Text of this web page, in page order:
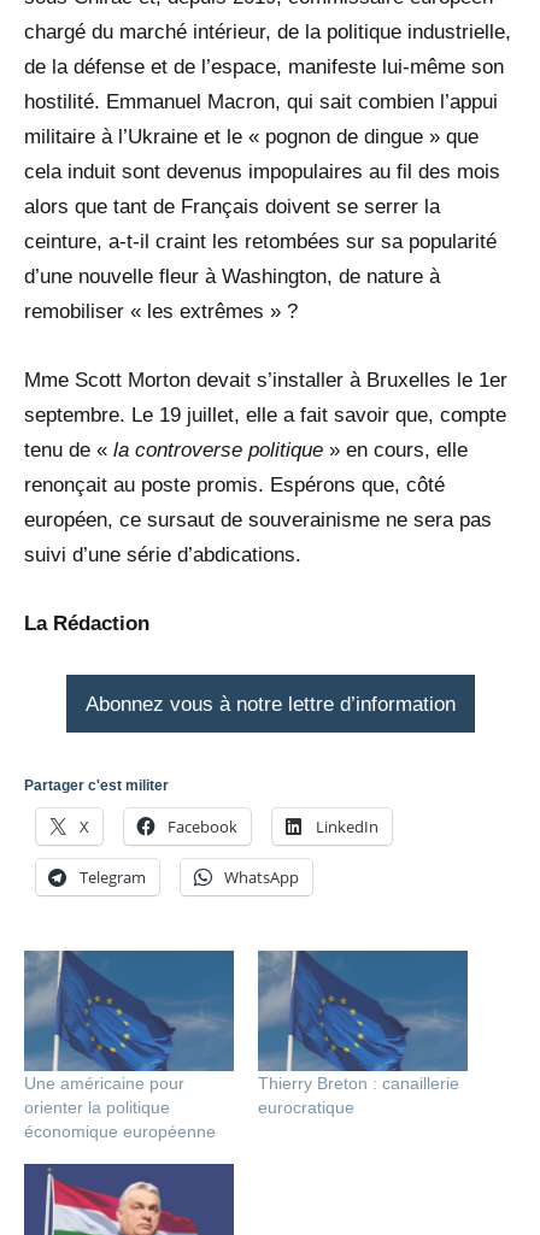
chargé du marché intérieur, de la politique industrielle,
de la défense et de l’espace, manifeste lui-même son
hostilité. Emmanuel Macron, qui sait combien l’appui
militaire à l’Ukraine et le « pognon de dingue » que
cela induit sont devenus impopulaires au fil des mois
alors que tant de Français doivent se serrer la
ceinture, a-t-il craint les retombées sur sa popularité
d’une nouvelle fleur à Washington, de nature à
remobiliser « les extrêmes » ?
Mme Scott Morton devait s’installer à Bruxelles le 1er
septembre. Le 19 juillet, elle a fait savoir que, compte
tenu de « la controverse politique » en cours, elle
renonçait au poste promis. Espérons que, côté
européen, ce sursaut de souverainisme ne sera pas
suivi d’une série d’abdications.
La Rédaction
Abonnez vous à notre lettre d’information
Partager c'est militer
X Facebook LinkedIn
Telegram WhatsApp
Une américaine pour
orienter la politique
économique européenne
Thierry Breton : canaillerie
eurocratique